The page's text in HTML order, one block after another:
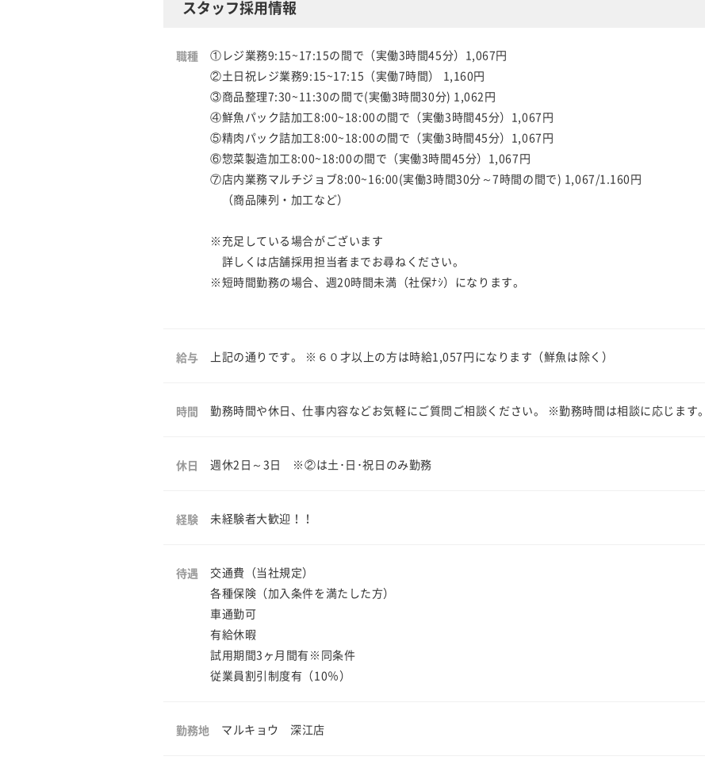
スタッフ採用情報
職種
①レジ業務9:15~17:15の間で（実働3時間45分）1,067円
②土日祝レジ業務9:15~17:15（実働7時間） 1,160円
③商品整理7:30~11:30の間で(実働3時間30分) 1,062円
④鮮魚パック詰加工8:00~18:00の間で（実働3時間45分）1,067円
⑤精肉パック詰加工8:00~18:00の間で（実働3時間45分）1,067円
⑥惣菜製造加工8:00~18:00の間で（実働3時間45分）1,067円
⑦店内業務マルチジョブ8:00~16:00(実働3時間30分～7時間の間で) 1,067/1.160円
（商品陳列・加工など）
※充足している場合がございます
詳しくは店舗採用担当者までお尋ねください。
※短時間勤務の場合、週20時間未満（社保ﾅｼ）になります。
給与 上記の通りです。 ※６０才以上の方は時給1,057円になります（鮮魚は除く）
時間 勤務時間や休日、仕事内容などお気軽にご質問ご相談ください。 ※勤務時間は相談に応じます。
休日 週休2日～3日 ※②は土･日･祝日のみ勤務
経験 未経験者大歓迎！！
待遇
交通費（当社規定）
各種保険（加入条件を満たした方）
車通勤可
有給休暇
試用期間3ヶ月間有※同条件
従業員割引制度有（10％）
勤務地 マルキョウ 深江店